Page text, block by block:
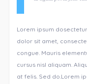
Lorem ipsum
dolor sit amet,
congue. Mauris
cursus nisl aliquam.
at felis. Sed do.Lorem